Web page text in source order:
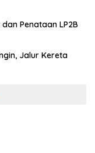
Penataan LP2B
Jalur Kereta